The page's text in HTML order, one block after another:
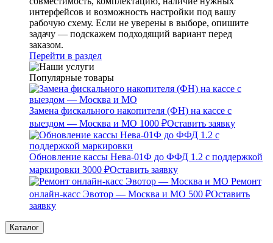
интерфейсов и возможность настройки под вашу
рабочую схему. Если не уверены в выборе, опишите
задачу — подскажем подходящий вариант перед
заказом.
Перейти в раздел
Популярные товары
Замена фискального накопителя (ФН) на кассе с
выездом — Москва и МО 1000 ₽Оставить заявку
Обновление кассы Нева-01Ф до ФФД 1.2 с поддержкой
маркировки 3000 ₽Оставить заявку
Ремонт
онлайн-касс Эвотор — Москва и МО 500 ₽Оставить
заявку
Каталог